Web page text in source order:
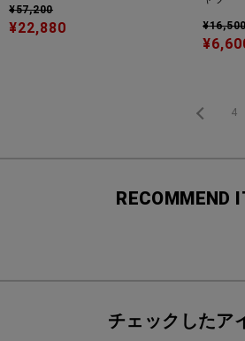
¥57,200
¥22,880
4
RECOMMEND
チェックしたア